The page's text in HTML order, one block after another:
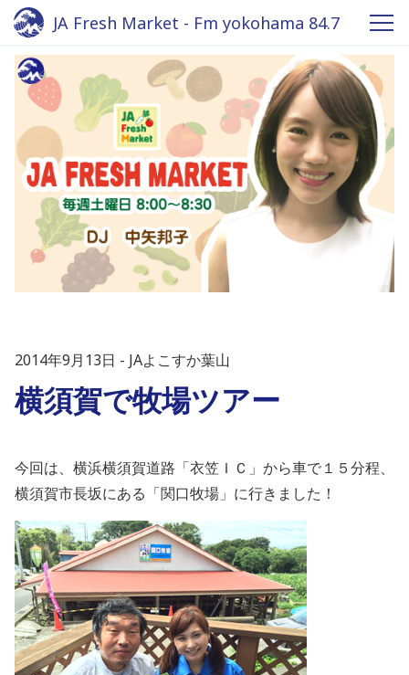
JA Fresh Market - Fm yokohama 84.7
2014年9月13日 JAよこすか葉山
横須賀で牧場ツアー
今回は、横浜横須賀道路「衣笠ＩＣ」から車で１５分程、
横須賀市長坂にある「関口牧場」に行きました！